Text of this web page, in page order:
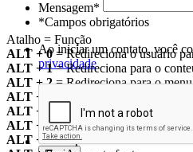
Mensagem*
*Campos obrigatórios
Ao iniciar um contato, você
privacidade
Atalho = Função
ALT + 0= Redireciona o usuário
ALT + 1= Redireciona para o
ALT + 2= Redireciona para o
ALT + 3
ALT + 4
= Redireciona para o rodapé
ALT + 5= Redireciona o usuário
ALT + 6= Aplica ou retira o alto